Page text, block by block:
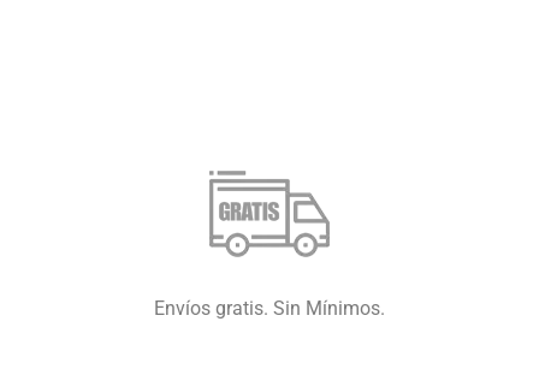
Envíos gratis. Sin Mínimos.